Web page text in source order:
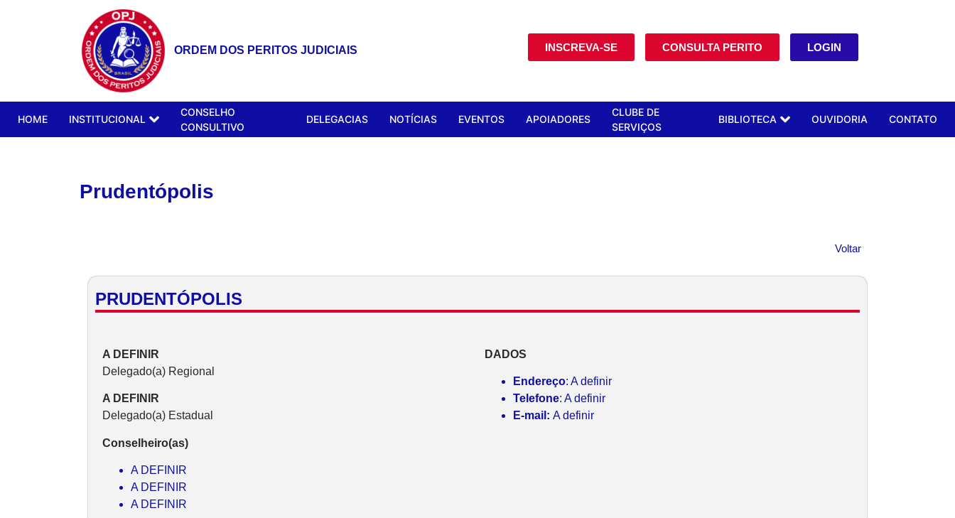
ORDEM DOS PERITOS JUDICIAIS INSCREVA-SE CONSULTA PERITO LOGIN
HOME INSTITUCIONAL
CONSELHO
CONSULTIVO
DELEGACIAS NOTÍCIAS EVENTOS APOIADORES
CLUBE DE
SERVIÇOS
BIBLIOTECA OUVIDORIA CONTATO
Prudentópolis
Voltar
PRUDENTÓPOLIS
A DEFINIR
Delegado(a) Regional
A DEFINIR
Delegado(a) Estadual
Conselheiro(as)
A DEFINIR
A DEFINIR
A DEFINIR
DADOS
Endereço: A definir
Telefone: A definir
E-mail: A definir